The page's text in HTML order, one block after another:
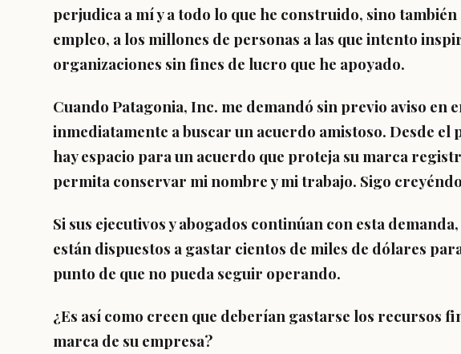
perjudica a mí y a todo lo que he construido, sino también
empleo, a los millones de personas a las que intento
organizaciones sin fines de lucro que he apoyado.
Cuando Patagonia, Inc. me demandó sin previo aviso en
inmediatamente a buscar un acuerdo amistoso. Desde
hay espacio para un acuerdo que proteja su marca
permita conservar mi nombre y mi trabajo. Sigo
Si sus ejecutivos y abogados continúan con esta
están dispuestos a gastar cientos de miles de dólares
punto de que no pueda seguir operando.
¿Es así como creen que deberían gastarse los recursos
marca de su empresa?